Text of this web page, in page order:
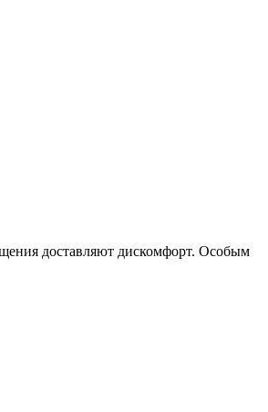
доставляют дискомфорт. Особым